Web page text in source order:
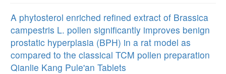
A phytosterol enriched refined extract of Brassica
campestris L. pollen significantly improves benign
prostatic hyperplasia (BPH) in a rat model as
compared to the classical TCM pollen preparation
Qianlie Kang Pule'an Tablets